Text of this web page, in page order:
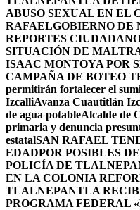
ABUSO SEXUAL EN EL
RAFAELGOBIERNO DE
REPORTES
SITUACIÓN DE
ISAAC MONTOYA POR
CAMPAÑA DE BOTEO
permitirán fortalecer el
IzcalliAvanza Cuautitlán
de agua potableAlcalde de
primaria y denuncia
estatalSAN RAFAEL
EDADPOR POSIBLES
POLICÍA DE
EN LA COLONIA
TLALNEPANTLA
PROGRAMA FEDERAL